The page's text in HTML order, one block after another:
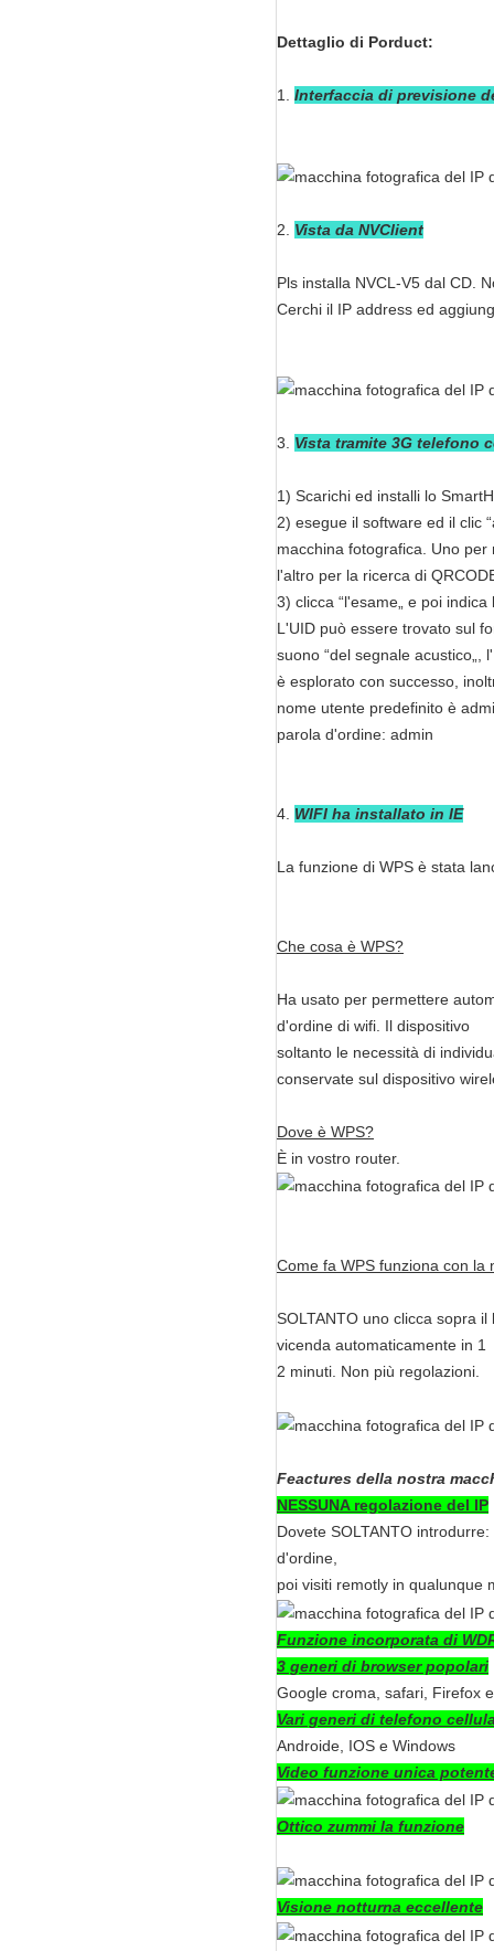
Dettaglio di Porduct:
1. Interfaccia di previsione
2. Vista da NVClient
Pls installa NVCL-V5 dal CD.
Cerchi il IP address ed
3. Vista tramite 3G telefono
1) Scarichi ed installi lo
2) esegue il software ed il clic
macchina fotografica. Uno
l'altro per la ricerca di
3) clicca “l'esame„ e poi
L'UID può essere trovato sul
suono “del segnale acustico„,
è esplorato con successo,
nome utente predefinito è
parola d'ordine: admin
4. WIFI ha installato in IE
La funzione di WPS è stata
Che cosa è WPS?
Ha usato per permettere
d'ordine di wifi. Il dispositivo
soltanto le necessità di
conservate sul dispositivo
Dove è WPS?
È in vostro router.
Come fa WPS funziona con la
SOLTANTO uno clicca sopra
vicenda automaticamente in 1
2 minuti. Non più regolazioni.
Feactures della nostra
NESSUNA regolazione del IP
Dovete SOLTANTO
d'ordine,
poi visiti remotly in qualunque
Funzione incorporata di
3 generi di browser popolari
Google croma, safari, Firefox
Vari generi di telefono
Androide, IOS e Windows
Video funzione unica
Ottico zummi la funzione
Visione notturna eccellente